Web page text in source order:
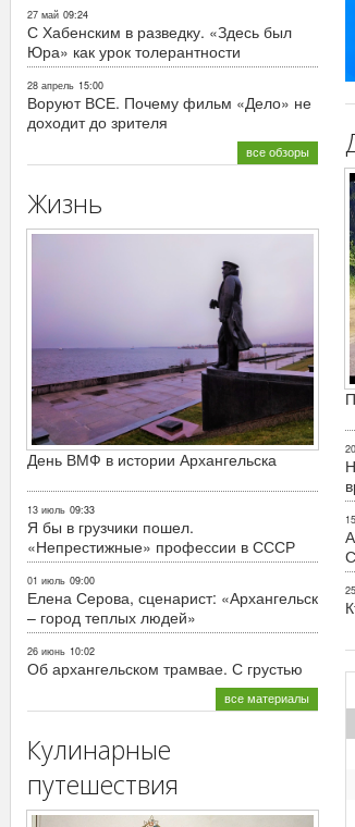
27 май 09:24
С Хабенским в разведку. «Здесь был
Юра» как урок толерантности
28 апрель 15:00
Воруют ВСЕ. Почему фильм «Дело» не
доходит до зрителя
все обзоры
Жизнь
День ВМФ в истории Архангельска
13 июль 09:33
Я бы в грузчики пошел.
«Непрестижные» профессии в СССР
01 июль 09:00
Елена Серова, сценарист: «Архангельск
– город теплых людей»
26 июнь 10:02
Об архангельском трамвае. С грустью
все материалы
Кулинарные
путешествия